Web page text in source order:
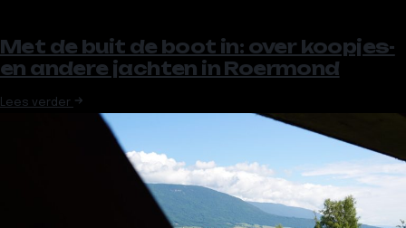
Met de buit de boot in: over koopjes-
en andere jachten in Roermond
Lees verder